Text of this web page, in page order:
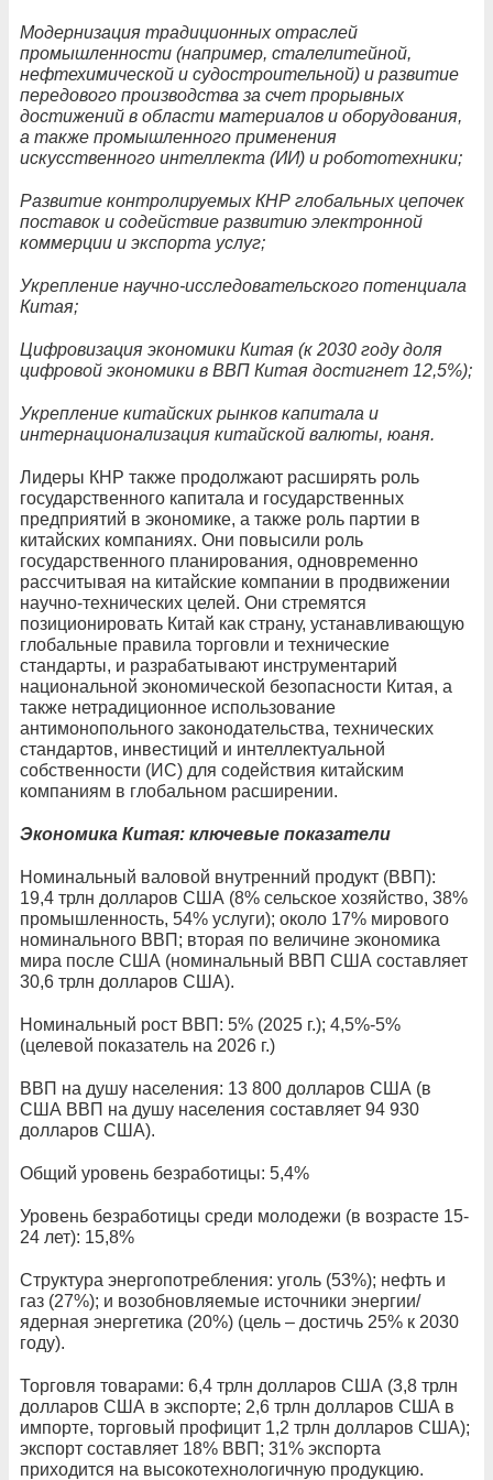
Модернизация традиционных отраслей
промышленности (например, сталелитейной,
нефтехимической и судостроительной) и развитие
передового производства за счет прорывных
достижений в области материалов и оборудования,
а также промышленного применения
искусственного интеллекта (ИИ) и робототехники;
Развитие контролируемых КНР глобальных цепочек
поставок и содействие развитию электронной
коммерции и экспорта услуг;
Укрепление научно-исследовательского потенциала
Китая;
Цифровизация экономики Китая (к 2030 году доля
цифровой экономики в ВВП Китая достигнет 12,5%);
Укрепление китайских рынков капитала и
интернационализация китайской валюты, юаня.
Лидеры КНР также продолжают расширять роль
государственного капитала и государственных
предприятий в экономике, а также роль партии в
китайских компаниях. Они повысили роль
государственного планирования, одновременно
рассчитывая на китайские компании в продвижении
научно-технических целей. Они стремятся
позиционировать Китай как страну, устанавливающую
глобальные правила торговли и технические
стандарты, и разрабатывают инструментарий
национальной экономической безопасности Китая, а
также нетрадиционное использование
антимонопольного законодательства, технических
стандартов, инвестиций и интеллектуальной
собственности (ИС) для содействия китайским
компаниям в глобальном расширении.
Экономика Китая: ключевые показатели
Номинальный валовой внутренний продукт (ВВП):
19,4 трлн долларов США (8% сельское хозяйство, 38%
промышленность, 54% услуги); около 17% мирового
номинального ВВП; вторая по величине экономика
мира после США (номинальный ВВП США составляет
30,6 трлн долларов США).
Номинальный рост ВВП: 5% (2025 г.); 4,5%-5%
(целевой показатель на 2026 г.)
ВВП на душу населения: 13 800 долларов США (в
США ВВП на душу населения составляет 94 930
долларов США).
Общий уровень безработицы: 5,4%
Уровень безработицы среди молодежи (в возрасте 15-
24 лет): 15,8%
Структура энергопотребления: уголь (53%); нефть и
газ (27%); и возобновляемые источники энергии/
ядерная энергетика (20%) (цель – достичь 25% к 2030
году).
Торговля товарами: 6,4 трлн долларов США (3,8 трлн
долларов США в экспорте; 2,6 трлн долларов США в
импорте, торговый профицит 1,2 трлн долларов США);
экспорт составляет 18% ВВП; 31% экспорта
приходится на высокотехнологичную продукцию.